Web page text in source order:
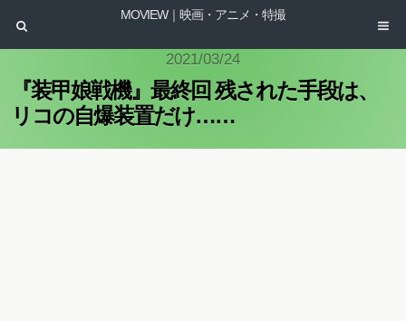
MOVIEW｜映画・アニメ・特撮
2021/03/24
『装甲娘戦機』最終回 残された手段は、
リコの自爆装置だけ……